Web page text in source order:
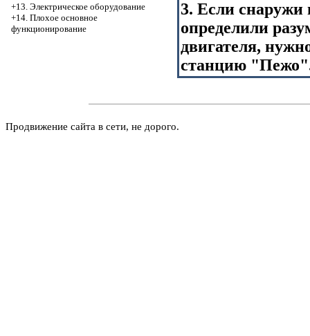
+13. Электрическое оборудование
+14. Плохое основное
функционирование
3. Если снаружи
определили
двигателя,
станцию
Продвижение сайта в сети, не дорого.